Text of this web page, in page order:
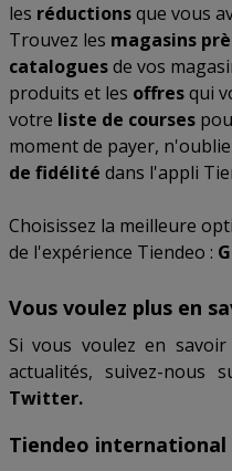
les réductionsque vous
Trouvez les magasins
cataloguesde vos
produits et les offresqui
votre liste de courses
moment de payer,
de fidélité dans l'appli
Choisissez la meilleure
de l'expérience Tiendeo :
Vous voulez plus en
Si vous voulez en
actualités, suivez-nous
Twitter.
Tiendeo international